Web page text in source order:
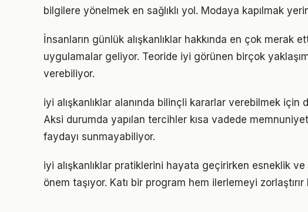
bilgilere yönelmek en sağlıklı yol. Modaya kapılmak
İnsanların günlük alışkanlıklar hakkında en çok merak
uygulamalar geliyor. Teoride iyi görünen birçok
verebiliyor.
iyi alışkanlıklar alanında bilinçli kararlar verebilmek
Aksi durumda yapılan tercihler kısa vadede
faydayı sunmayabiliyor.
iyi alışkanlıklar pratiklerini hayata geçirirken esneklik
önem taşıyor. Katı bir program hem ilerlemeyi